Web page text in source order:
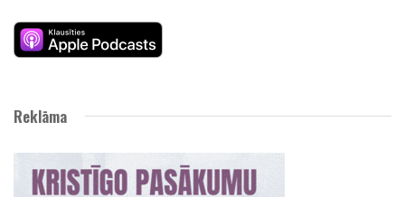
Reklāma